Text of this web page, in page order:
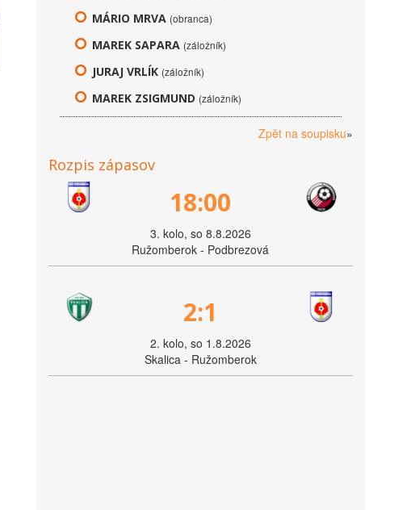
MÁRIO MRVA (obranca)
MAREK SAPARA (záložník)
JURAJ VRLÍK (záložník)
MAREK ZSIGMUND (záložník)
Zpět na soupisku»
Rozpis zápasov
18:00
3. kolo, so 8.8.2026
Ružomberok - Podbrezová
2:1
2. kolo, so 1.8.2026
Skalica - Ružomberok